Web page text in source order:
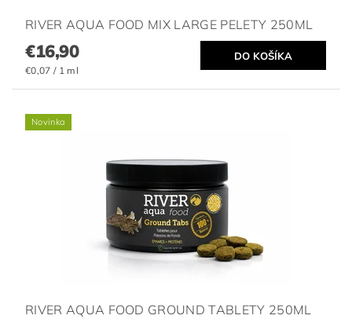
RIVER AQUA FOOD MIX LARGE PELETY 250ML
€16,90
€0,07 / 1 ml
Novinka
RIVER AQUA FOOD GROUND TABLETY 250ML